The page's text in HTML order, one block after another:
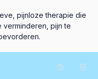
pijnloze therapie die
verminderen, pijn te